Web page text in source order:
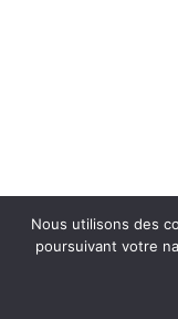
Nous utilisons des
poursuivant votre